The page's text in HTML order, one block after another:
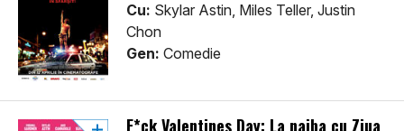
Cu: Skylar Astin, Miles Teller, Justin
Chon
Gen: Comedie
F*ck Valentines Day: La naiba cu Ziua